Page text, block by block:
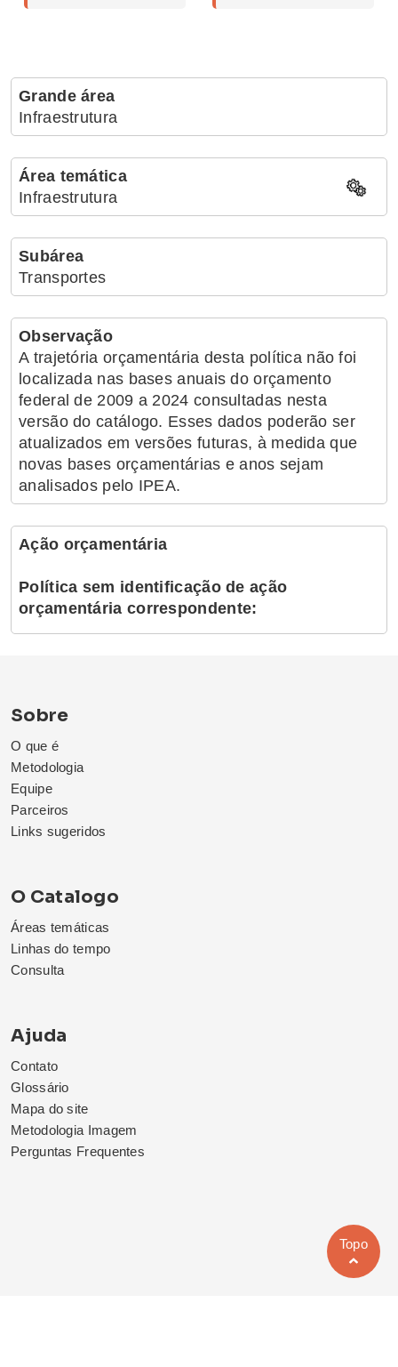
Grande área
Infraestrutura
Área temática
Infraestrutura
Subárea
Transportes
Observação
A trajetória orçamentária desta política não foi
localizada nas bases anuais do orçamento
federal de 2009 a 2024 consultadas nesta
versão do catálogo. Esses dados poderão ser
atualizados em versões futuras, à medida que
novas bases orçamentárias e anos sejam
analisados pelo IPEA.
Ação orçamentária
Política sem identificação de ação
orçamentária correspondente:
Sobre
O que é
Metodologia
Equipe
Parceiros
Links sugeridos
O Catalogo
Áreas temáticas
Linhas do tempo
Consulta
Ajuda
Contato
Glossário
Mapa do site
Metodologia Imagem
Perguntas Frequentes
Topo